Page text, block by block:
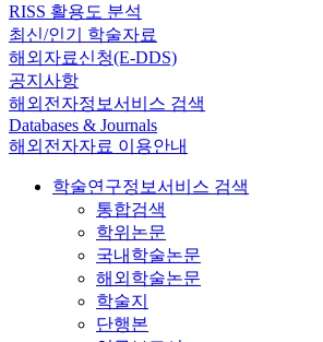
RISS 활용도 분석
최신/인기 학술자료
해외자료신청(E-DDS)
공지사항
해외전자정보서비스 검색
Databases & Journals
해외전자자료 이용안내
학술연구정보서비스 검색
통합검색
학위논문
국내학술논문
해외학술논문
학술지
단행본